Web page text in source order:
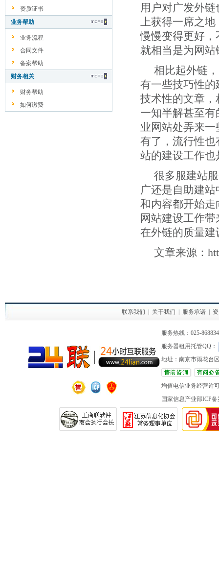
资质证书
业务帮助
业务流程
合同文件
备案帮助
财务相关
财务帮助
如何缴费
用户对广发外
上获得一席之
慢慢变得更好
就相当是为网
相比起外链
有一些技巧性
技术性的文章
一知半解甚至
业网站处弄来
有了，流行性
站的建设工作
很多服建站
广还是自助建
和内容都开始
网站建设工作
在外链的质量
文章来源：
联系我们 关于我们 服务承诺
服务热线：025-
服务器租用托管QQ：
地址：南京市雨花台
增值电信业务经营许
国家信息产业部ICP